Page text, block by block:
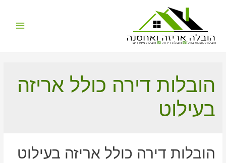
הובלות קטנות בזול הובלת דירות הובלת משרדים
הובלות דירה כולל אריזה
בעילוט
הובלות דירה כולל אריזה בעילוט